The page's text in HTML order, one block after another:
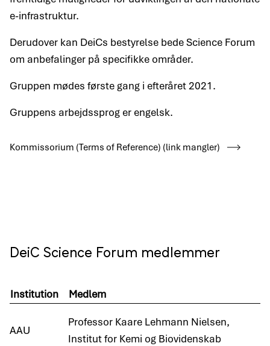
e-infrastruktur.
Derudover kan DeiCs bestyrelse bede Science Forum
om anbefalinger på specifikke områder.
Gruppen mødes første gang i efteråret 2021.
Gruppens arbejdssprog er engelsk.
Kommissorium (Terms of Reference) (link mangler)
DeiC Science Forum medlemmer
Institution Medlem
AAU
Professor Kaare Lehmann Nielsen,
Institut for Kemi og Biovidenskab